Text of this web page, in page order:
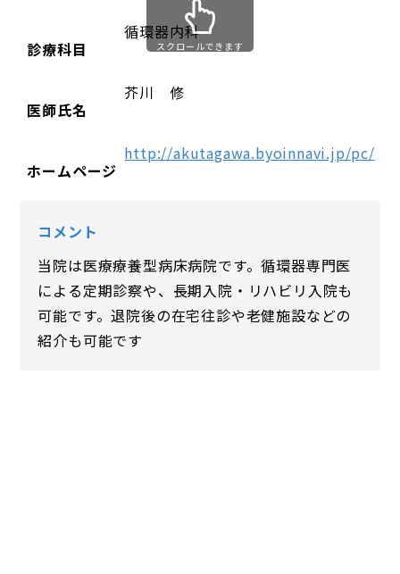
診療科目
循環器内科
医師氏名
芥川 修
ホームページ
http://akutagawa.byoinnavi.jp/pc/
スクロールできます
コメント
当院は医療療養型病床病院です。循環器専門医
による定期診察や、長期入院・リハビリ入院も
可能です。退院後の在宅往診や老健施設などの
紹介も可能です